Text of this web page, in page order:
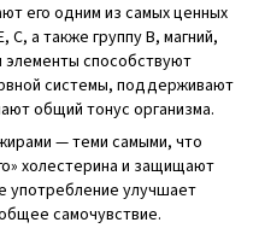
его одним из самых ценных
а также группу B, магний,
способствуют
системы, поддерживают
общий тонус организма.
— теми самыми, что
холестерина и защищают
употребление улучшает
самочувствие.